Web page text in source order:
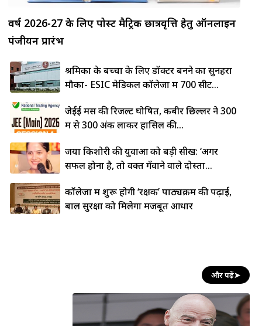
वर्ष 2026-27 के लिए पोस्ट मैट्रिक छात्रवृत्ति हेतु ऑनलाइन
पंजीयन प्रारंभ
श्रमिकों के बच्चों के लिए डॉक्टर बनने का सुनहरा
मौका- ESIC मेडिकल कॉलेजों में 700 सीटें...
जेईई मेंस की रिजल्ट घोषित, कबीर छिल्लर ने 300
में से 300 अंक लाकर हासिल की...
जया किशोरी की युवाओं को बड़ी सीख: ‘अगर
सफल होना है, तो वक्त गँवाने वाले दोस्तों...
कॉलेजों में शुरू होगी ‘रक्षक’ पाठ्यक्रम की पढ़ाई,
बाल सुरक्षा को मिलेगा मजबूत आधार
और पढ़ें➤